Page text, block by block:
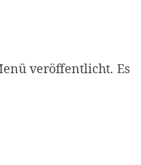
veröffentlicht. Es